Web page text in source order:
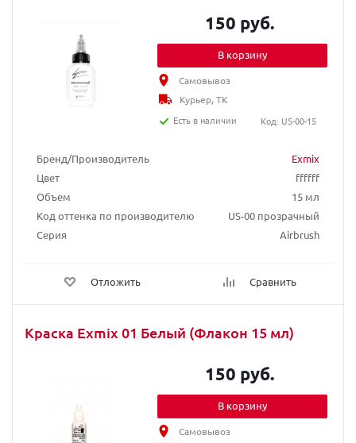
Бренд/Производитель
Exmix
Цвет
ffffff
Объем
15 мл
Код оттенка по производителю
US-00 прозрачный
Серия
Airbrush
Отложить Сравнить
150 руб.
В корзину
Самовывоз
Курьер, ТК
Есть в наличии
Код: US-00-15
Краска Exmix 01 Белый (Флакон 15 мл)
150 руб.
В корзину
Самовывоз